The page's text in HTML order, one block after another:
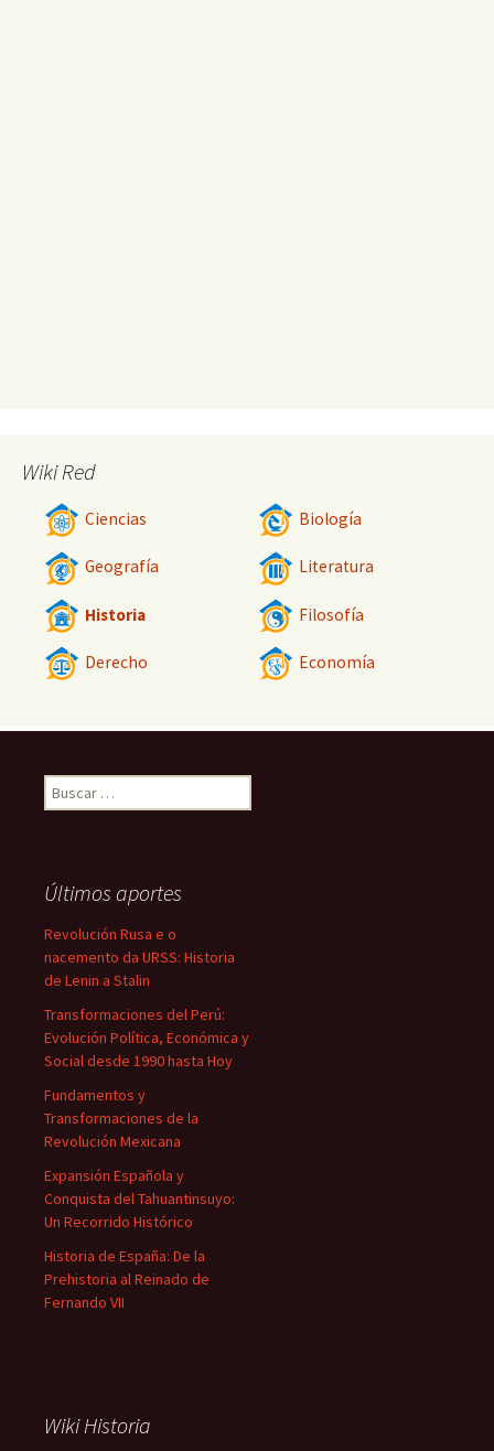
Wiki Red
Ciencias Biología
Geografía Literatura
Historia Filosofía
Derecho Economía
Buscar:
Últimos aportes
Revolución Rusa e o
nacemento da URSS: Historia
de Lenin a Stalin
Transformaciones del Perú:
Evolución Política, Económica y
Social desde 1990 hasta Hoy
Fundamentos y
Transformaciones de la
Revolución Mexicana
Expansión Española y
Conquista del Tahuantinsuyo:
Un Recorrido Histórico
Historia de España: De la
Prehistoria al Reinado de
Fernando VII
Wiki Historia